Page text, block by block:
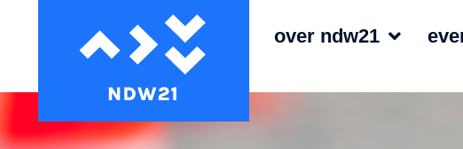
over ndw21